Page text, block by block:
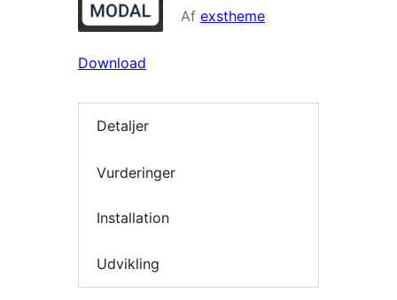
Af exstheme
Download
Detaljer
Vurderinger
Installation
Udvikling